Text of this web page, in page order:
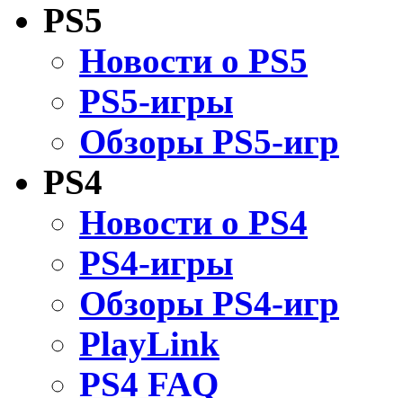
PS5
Новости о PS5
PS5-игры
Обзоры PS5-игр
PS4
Новости о PS4
PS4-игры
Обзоры PS4-игр
PlayLink
PS4 FAQ